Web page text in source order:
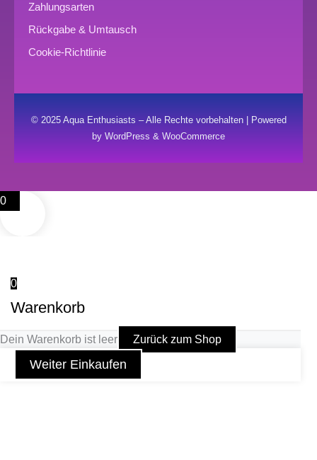
Zahlungsarten
Rückgabe & Umtausch
Cookie-Richtlinie
© 2025 Aqua Enthusiasts – Alle Rechte vorbehalten | Powered
by WordPress & WooCommerce
0
0
Warenkorb
Dein Warenkorb ist leer Zurück zum Shop
Weiter Einkaufen